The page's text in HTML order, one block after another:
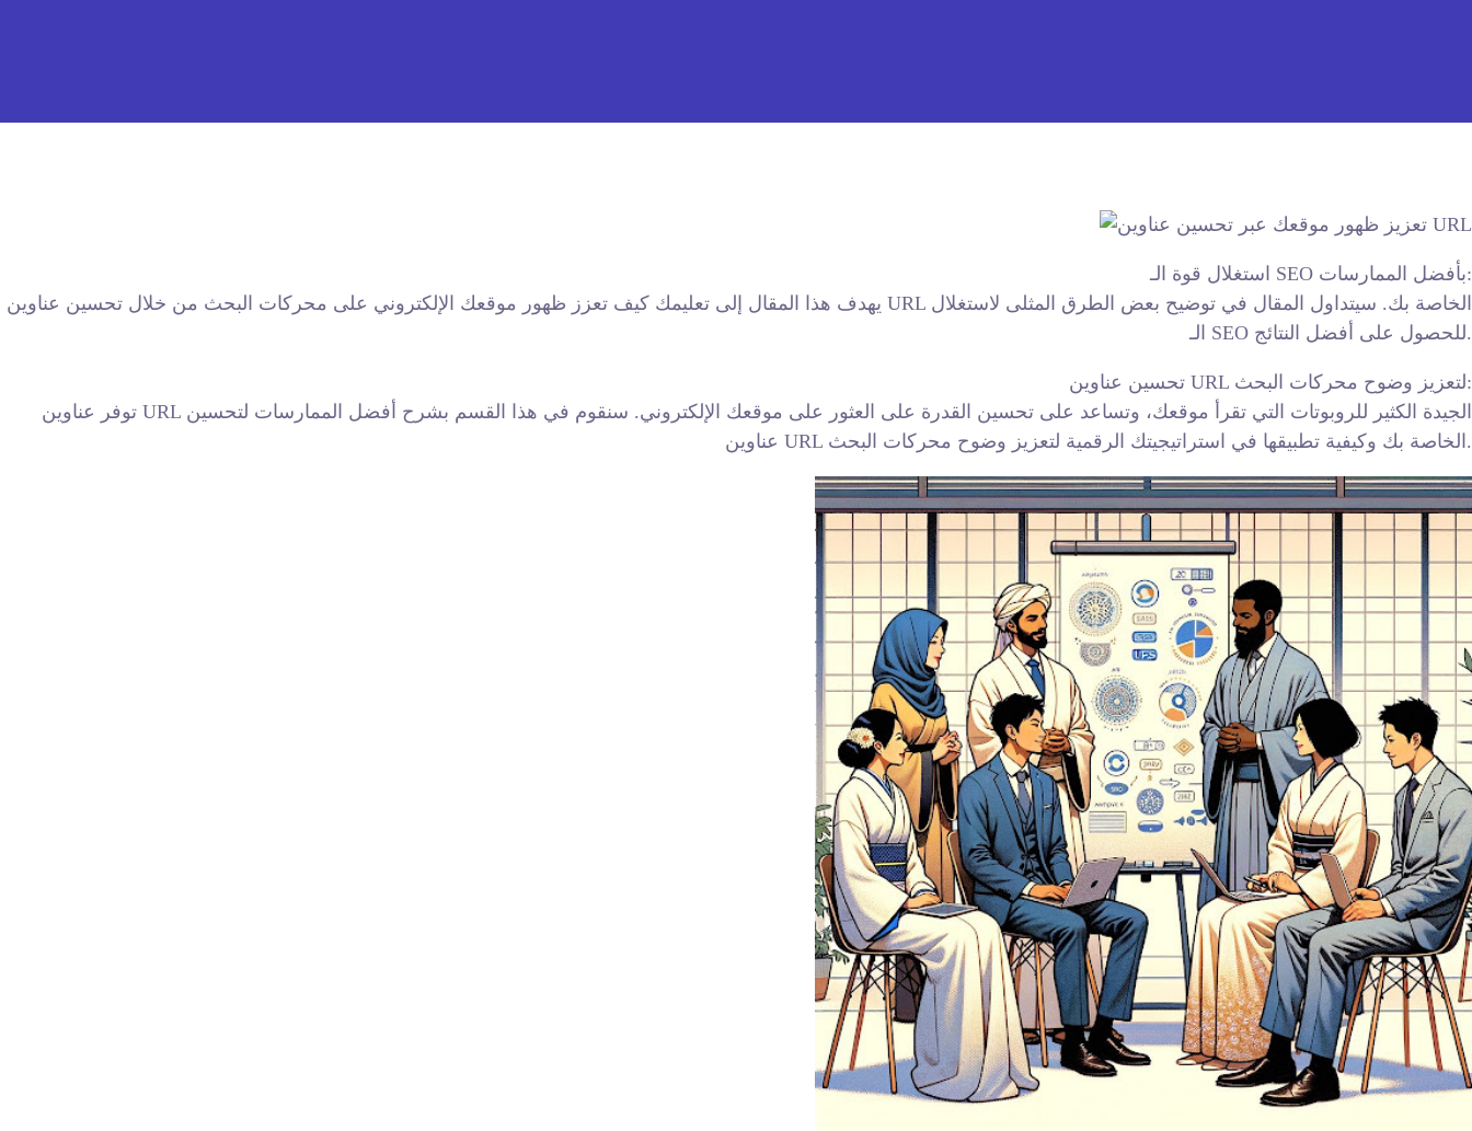
استغلال قوة الـ SEO بأفضل الممارسات:
يهدف هذا المقال إلى تعليمك كيف تعزز ظهور موقعك الإلكتروني على محركات البحث من خلال تحسين عناوين URL الخاصة بك. سيتداول المقال في توضيح بعض الطرق المثلى لاستغلال
الـ SEO للحصول على أفضل النتائج.
تحسين عناوين URL لتعزيز وضوح محركات البحث:
توفر عناوين URL الجيدة الكثير للروبوتات التي تقرأ موقعك، وتساعد على تحسين القدرة على العثور على موقعك الإلكتروني. سنقوم في هذا القسم بشرح أفضل الممارسات لتحسين
عناوين URL الخاصة بك وكيفية تطبيقها في استراتيجيتك الرقمية لتعزيز وضوح محركات البحث.